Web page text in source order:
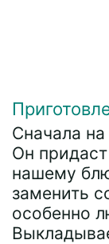
Сначала
Он
нашему
заменить
особенно